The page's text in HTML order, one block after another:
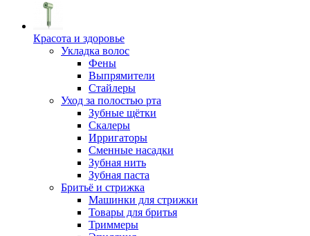
Красота и здоровье
Укладка волос
Фены
Выпрямители
Стайлеры
Уход за полостью рта
Зубные щётки
Скалеры
Ирригаторы
Сменные насадки
Зубная нить
Зубная паста
Бритьё и стрижка
Машинки для стрижки
Товары для бритья
Триммеры